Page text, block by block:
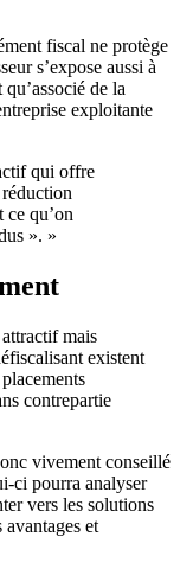
fiscal ne protège
s’expose aussi à
de la
exploitante
qui offre
ce qu’on
». »
mais
existent
contrepartie
vivement conseillé
ci pourra analyser
vers les solutions
avantages et